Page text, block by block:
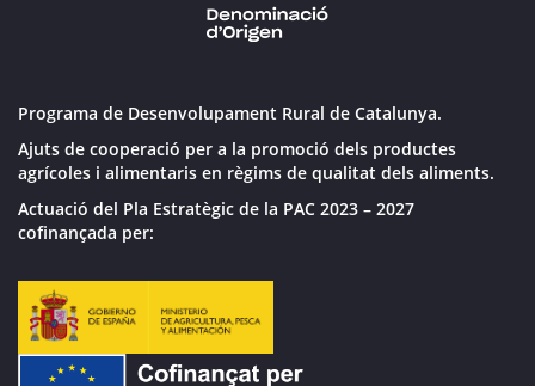
Programa de Desenvolupament Rural de Catalunya.
Ajuts de cooperació per a la promoció dels productes
agrícoles i alimentaris en règims de qualitat dels aliments.
Actuació del Pla Estratègic de la PAC 2023 – 2027
cofinançada per: